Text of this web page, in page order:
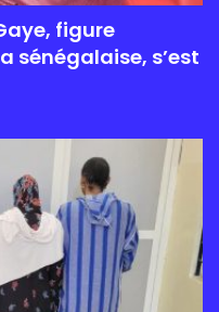
figure
sénégalaise, s’est